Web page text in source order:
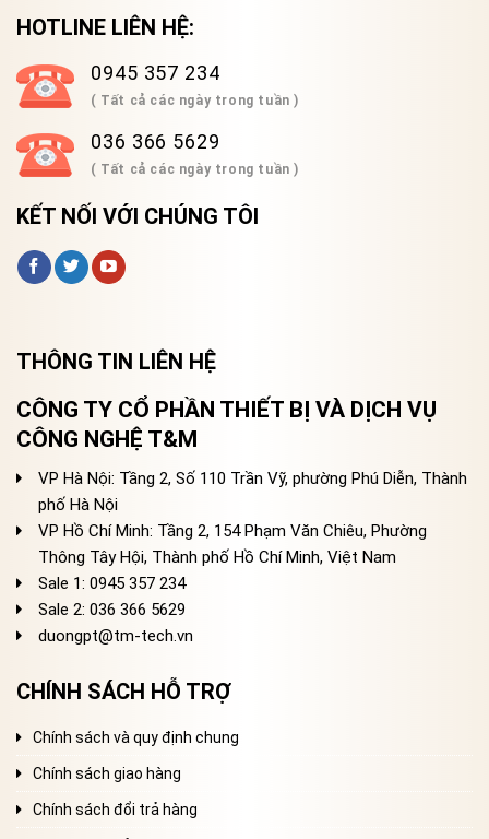
HOTLINE LIÊN HỆ:
0945 357 234
( Tất cả các ngày trong tuần )
036 366 5629
( Tất cả các ngày trong tuần )
KẾT NỐI VỚI CHÚNG TÔI
THÔNG TIN LIÊN HỆ
CÔNG TY CỔ PHẦN THIẾT BỊ VÀ DỊCH VỤ
CÔNG NGHỆ T&M
VP Hà Nội: Tầng 2, Số 110 Trần Vỹ, phường Phú Diễn, Thành
phố Hà Nội
VP Hồ Chí Minh: Tầng 2, 154 Phạm Văn Chiêu, Phường
Thông Tây Hội, Thành phố Hồ Chí Minh, Việt Nam
Sale 1: 0945 357 234
Sale 2: 036 366 5629
duongpt@tm-tech.vn
CHÍNH SÁCH HỖ TRỢ
Chính sách và quy định chung
Chính sách giao hàng
Chính sách đổi trả hàng